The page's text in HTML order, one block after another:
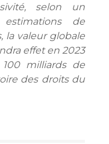
selon un
de
la valeur globale
effet en 2023
100 milliards de
des droits du